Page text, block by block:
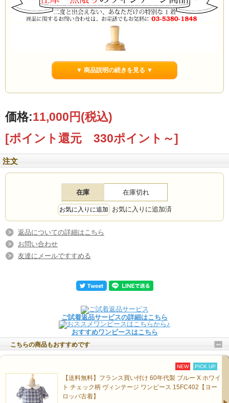
▼ 商品説明の続きを見る ▼
価格:11,000円(税込)
[ポイント還元 330ポイント～]
注文
在庫 在庫切れ
お気に入りに追加済
返品についての詳細はこちら
お問い合わせ
友達にメールですすめる
ご試着返品サービスの詳細はこちら
おすすめワンピースはこちら
こちらの商品もおすすめです
NEW PICK UP
【送料無料】フランス買い付け 60年代製 ブルー X ホワイ
ト チェック柄 ヴィンテージ ワンピース 15FC402【ヨー
ロッパ古着】